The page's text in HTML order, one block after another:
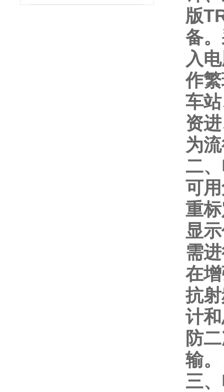
版
备
入
作
车
资
为
二
可
重
显
需
在
抗
计
防
输
三